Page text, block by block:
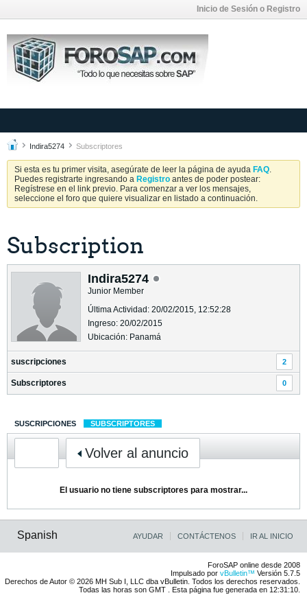
Inicio de Sesión o Registro
Indira5274 Subscriptores
Si esta es tu primer visita, asegúrate de leer la página de ayuda FAQ.
Puedes registrarte ingresando a Registro antes de poder postear:
Regístrese en el link previo. Para comenzar a ver los mensajes,
seleccione el foro que quiere visualizar en listado a continuación.
Subscription
Indira5274
Junior Member
Última Actividad: 20/02/2015, 12:52:28
Ingreso: 20/02/2015
Ubicación: Panamá
suscripciones 2
Subscriptores 0
SUSCRIPCIONES SUBSCRIPTORES
Volver al anuncio
El usuario no tiene subscriptores para mostrar...
Spanish AYUDAR CONTÁCTENOS IR AL INICIO
ForoSAP online desde 2008
Impulsado por vBulletin™ Versión 5.7.5
Derechos de Autor © 2026 MH Sub I, LLC dba vBulletin. Todos los derechos reservados.
Todas las horas son GMT . Esta página fue generada en 12:31:10.